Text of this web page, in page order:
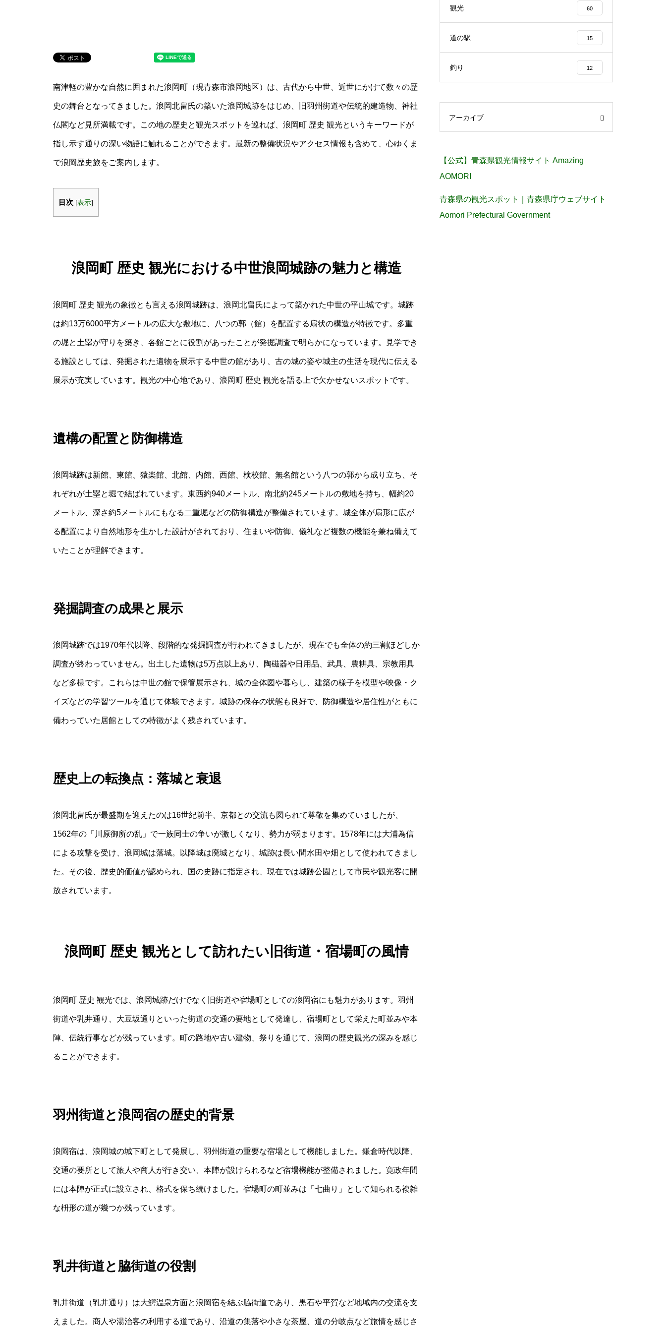
南津軽の豊かな自然に囲まれた浪岡町（現青森市浪岡地区）は、古代から中世、近世にかけて数々の歴
史の舞台となってきました。浪岡北畠氏の築いた浪岡城跡をはじめ、旧羽州街道や伝統的建造物、神社
仏閣など見所満載です。この地の歴史と観光スポットを巡れば、浪岡町 歴史 観光というキーワードが
指し示す通りの深い物語に触れることができます。最新の整備状況やアクセス情報も含めて、心ゆくま
で浪岡歴史旅をご案内します。
目次 [表示]
浪岡町 歴史 観光における中世浪岡城跡の魅力と構造
浪岡町 歴史 観光の象徴とも言える浪岡城跡は、浪岡北畠氏によって築かれた中世の平山城です。城跡
は約13万6000平方メートルの広大な敷地に、八つの郭（館）を配置する扇状の構造が特徴です。多重
の堀と土塁が守りを築き、各館ごとに役割があったことが発掘調査で明らかになっています。見学でき
る施設としては、発掘された遺物を展示する中世の館があり、古の城の姿や城主の生活を現代に伝える
展示が充実しています。観光の中心地であり、浪岡町 歴史 観光を語る上で欠かせないスポットです。
遺構の配置と防御構造
浪岡城跡は新館、東館、猿楽館、北館、内館、西館、検校館、無名館という八つの郭から成り立ち、そ
れぞれが土塁と堀で結ばれています。東西約940メートル、南北約245メートルの敷地を持ち、幅約20
メートル、深さ約5メートルにもなる二重堀などの防御構造が整備されています。城全体が扇形に広が
る配置により自然地形を生かした設計がされており、住まいや防御、儀礼など複数の機能を兼ね備えて
いたことが理解できます。
発掘調査の成果と展示
浪岡城跡では1970年代以降、段階的な発掘調査が行われてきましたが、現在でも全体の約三割ほどしか
調査が終わっていません。出土した遺物は5万点以上あり、陶磁器や日用品、武具、農耕具、宗教用具
など多様です。これらは中世の館で保管展示され、城の全体図や暮らし、建築の様子を模型や映像・ク
イズなどの学習ツールを通じて体験できます。城跡の保存の状態も良好で、防御構造や居住性がともに
備わっていた居館としての特徴がよく残されています。
歴史上の転換点：落城と衰退
浪岡北畠氏が最盛期を迎えたのは16世紀前半、京都との交流も図られて尊敬を集めていましたが、
1562年の「川原御所の乱」で一族同士の争いが激しくなり、勢力が弱まります。1578年には大浦為信
による攻撃を受け、浪岡城は落城。以降城は廃城となり、城跡は長い間水田や畑として使われてきまし
た。その後、歴史的価値が認められ、国の史跡に指定され、現在では城跡公園として市民や観光客に開
放されています。
浪岡町 歴史 観光として訪れたい旧街道・宿場町の風情
浪岡町 歴史 観光では、浪岡城跡だけでなく旧街道や宿場町としての浪岡宿にも魅力があります。羽州
街道や乳井通り、大豆坂通りといった街道の交通の要地として発達し、宿場町として栄えた町並みや本
陣、伝統行事などが残っています。町の路地や古い建物、祭りを通じて、浪岡の歴史観光の深みを感じ
ることができます。
羽州街道と浪岡宿の歴史的背景
浪岡宿は、浪岡城の城下町として発展し、羽州街道の重要な宿場として機能しました。鎌倉時代以降、
交通の要所として旅人や商人が行き交い、本陣が設けられるなど宿場機能が整備されました。寛政年間
には本陣が正式に設立され、格式を保ち続けました。宿場町の町並みは「七曲り」として知られる複雑
な枡形の道が幾つか残っています。
乳井街道と脇街道の役割
乳井街道（乳井通り）は大鰐温泉方面と浪岡宿を結ぶ脇街道であり、黒石や平賀など地域内の交流を支
えました。商人や湯治客の利用する道であり、沿道の集落や小さな茶屋、道の分岐点など旅情を感じさ
観光 60
道の駅 15
釣り 12
アーカイブ
【公式】青森県観光情報サイト Amazing
AOMORI
青森県の観光スポット｜青森県庁ウェブサイト
Aomori Prefectural Government